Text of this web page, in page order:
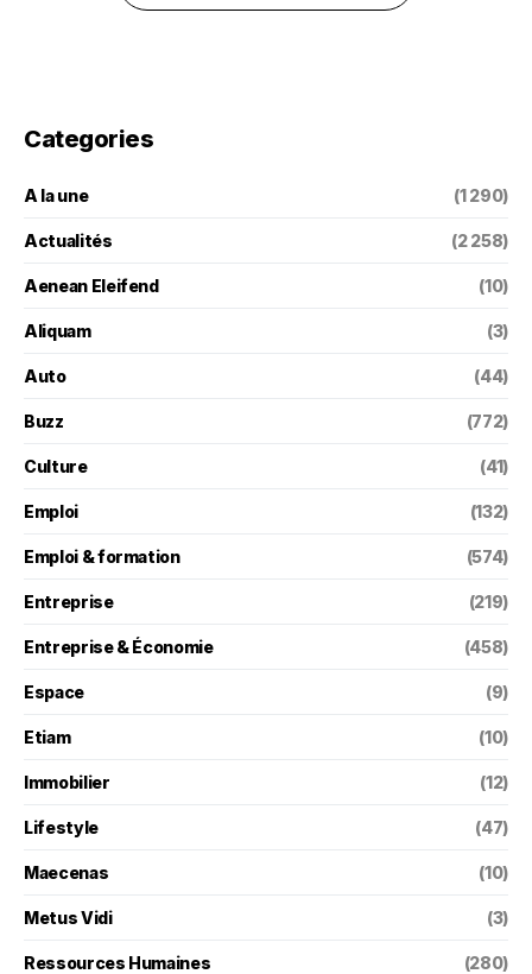
Categories
A la une (1 290)
Actualités (2 258)
Aenean Eleifend (10)
Aliquam (3)
Auto (44)
Buzz (772)
Culture (41)
Emploi (132)
Emploi & formation (574)
Entreprise (219)
Entreprise & Économie (458)
Espace (9)
Etiam (10)
Immobilier (12)
Lifestyle (47)
Maecenas (10)
Metus Vidi (3)
Ressources Humaines (280)